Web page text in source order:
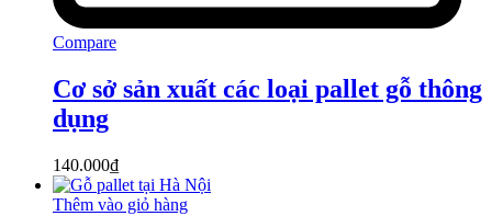
Compare
Cơ sở sản xuất các loại pallet gỗ thông
dụng
140.000₫
Thêm vào giỏ hàng